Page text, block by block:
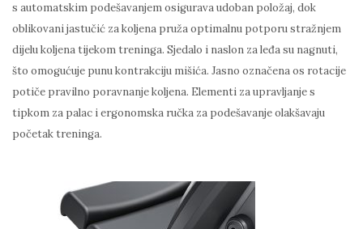
s automatskim podešavanjem osigurava udoban položaj, dok
oblikovani jastučić za koljena pruža optimalnu potporu stražnjem
dijelu koljena tijekom treninga. Sjedalo i naslon za leđa su nagnuti,
što omogućuje punu kontrakciju mišića. Jasno označena os rotacije
potiče pravilno poravnanje koljena. Elementi za upravljanje s
tipkom za palac i ergonomska ručka za podešavanje olakšavaju
početak treninga.